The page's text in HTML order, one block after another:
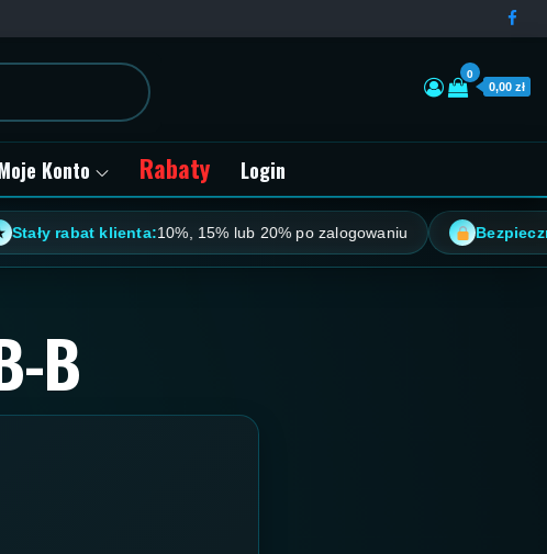
0
0,00 zł
Konto Rabaty Login
klienta:10%, 15% lub 20% po zalogowaniu Bezpieczne
B